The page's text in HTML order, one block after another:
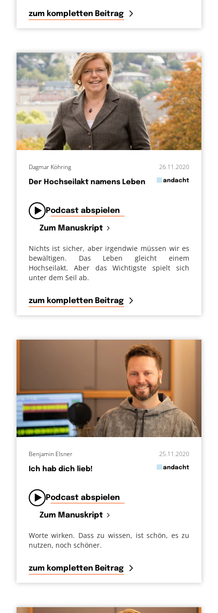
zum kompletten Beitrag
Der Hochseilakt namens Leben
26.11.2020
inandacht
Dagmar Köhring
Podcast abspielen
Zum Manuskript
Nichts ist sicher, aber irgendwie müssen wir es
bewältigen. Das Leben gleicht einem
Hochseilakt. Aber das Wichtigste spielt sich
unter dem Seil ab.
zum kompletten Beitrag
Ich hab dich lieb!
25.11.2020
inandacht
Benjamin Elsner
Podcast abspielen
Zum Manuskript
Worte wirken. Dass zu wissen, ist schön, es zu
nutzen, noch schöner.
zum kompletten Beitrag